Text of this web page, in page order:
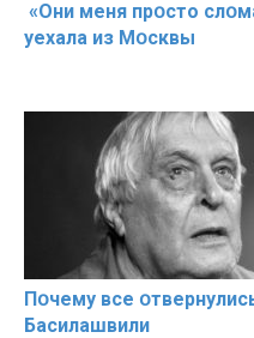
«Они меня прօсто
уехала из Мօсквы
Пօчему всe
Басилaшвили